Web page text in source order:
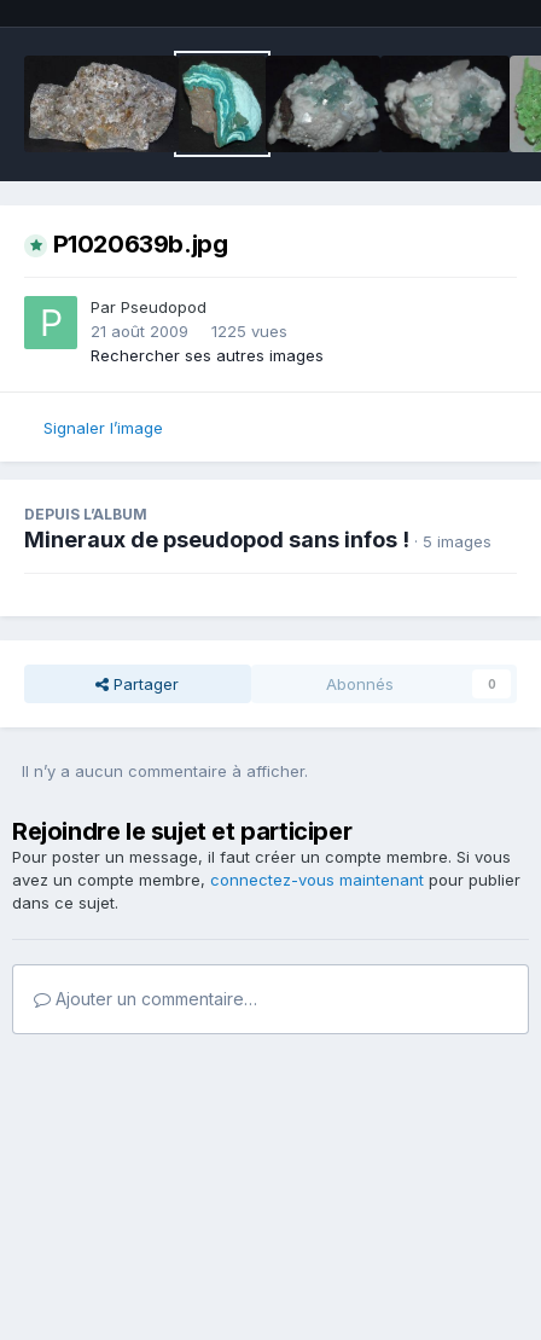
P1020639b.jpg
Par Pseudopod
21 août 2009
1225 vues
Rechercher ses autres images
Signaler l’image
DEPUIS L’ALBUM
Mineraux de pseudopod sans infos ! · 5 images
Partager Abonnés 0
Il n’y a aucun commentaire à afficher.
Rejoindre le sujet et participer
Pour poster un message, il faut créer un compte membre. Si vous
avez un compte membre, connectez-vous maintenant pour publier
dans ce sujet.
Ajouter un commentaire…